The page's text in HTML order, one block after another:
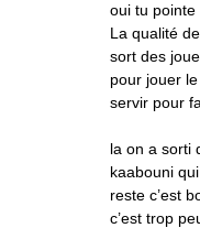
oui tu pointe
La qualité
sort des
pour jouer
servir pour
la on a sorti
kaabouni
reste c’est
c’est trop